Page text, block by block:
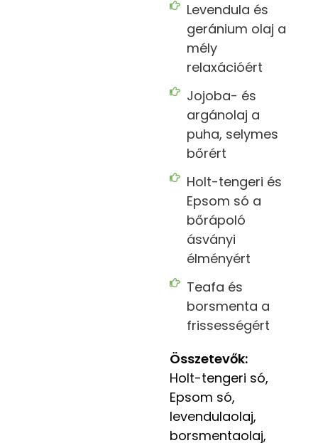
Levendula és
geránium olaj a
mély
relaxációért
Jojoba- és
argánolaj a
puha, selymes
bőrért
Holt-tengeri és
Epsom só a
bőrápoló
ásványi
élményért
Teafa és
borsmenta a
frissességért
Összetevők:
Holt-tengeri só,
Epsom só,
levendulaolaj,
borsmentaolaj,